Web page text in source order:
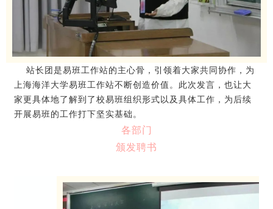
站长团是易班工作站的主心骨，引领着大家共同协作，为
上海海洋大学易班工作站不断创造价值。此次发言，也让大
家更具体地了解到了校易班组织形式以及具体工作，为后续
开展易班的工作打下坚实基础。
各部门
颁发聘书